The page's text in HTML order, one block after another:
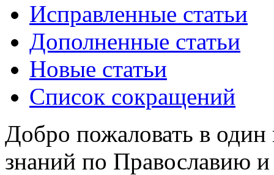
Исправленные статьи
Дополненные статьи
Новые статьи
Список сокращений
Добро пожаловать в
знаний по Православию